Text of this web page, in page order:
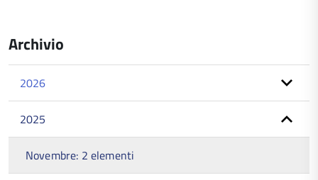
Archivio
2026
2025
Novembre: 2 elementi